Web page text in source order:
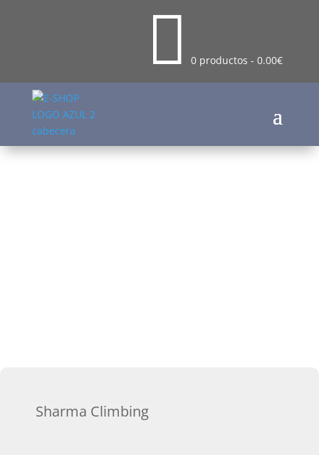
 0 productos - 0.00€
Sharma Climbing